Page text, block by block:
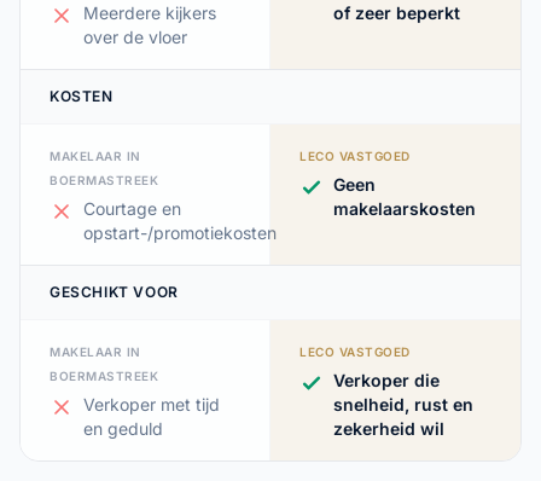
Meerdere kijkers
over de vloer
of zeer beperkt
KOSTEN
MAKELAAR IN
BOERMASTREEK
Courtage en
opstart-/promotiekosten
LECO VASTGOED
Geen
makelaarskosten
GESCHIKT VOOR
MAKELAAR IN
BOERMASTREEK
Verkoper met tijd
en geduld
LECO VASTGOED
Verkoper die
snelheid, rust en
zekerheid wil